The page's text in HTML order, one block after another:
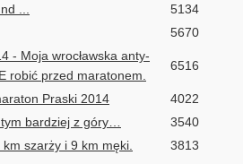
...
5134
5670
- Moja wrocławska anty-
robić przed maratonem.
6516
Praski 2014
4022
bardziej z góry…
3540
szarży i 9 km męki.
3813